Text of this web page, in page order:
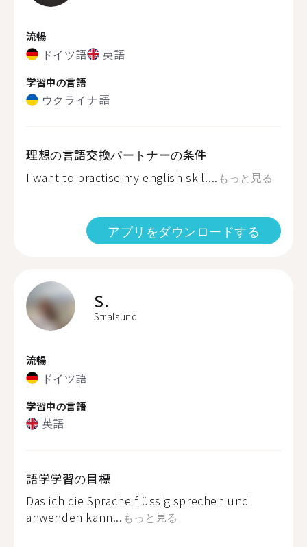
流暢
ドイツ語 英語
学習中の言語
ウクライナ語
理想の言語交換パートナーの条件
I want to practise my english skill... もっと見る
アプリをダウンロードする
S.
Stralsund
流暢
ドイツ語
学習中の言語
英語
語学学習の目標
Das ich die Sprache flüssig sprechen und
anwenden kann... もっと見る